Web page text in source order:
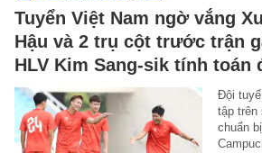
Tuyển Việt Nam ngờ vắng
Hậu và 2 trụ cột trước trận
HLV Kim Sang-sik tính toán
Đội
tập trên
chuẩn